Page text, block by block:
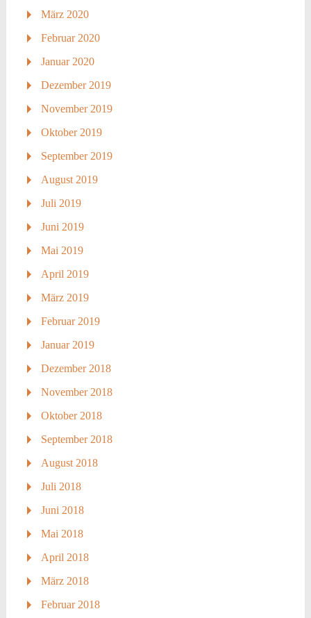
März 2020
Februar 2020
Januar 2020
Dezember 2019
November 2019
Oktober 2019
September 2019
August 2019
Juli 2019
Juni 2019
Mai 2019
April 2019
März 2019
Februar 2019
Januar 2019
Dezember 2018
November 2018
Oktober 2018
September 2018
August 2018
Juli 2018
Juni 2018
Mai 2018
April 2018
März 2018
Februar 2018